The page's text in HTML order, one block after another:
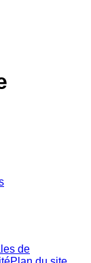
de